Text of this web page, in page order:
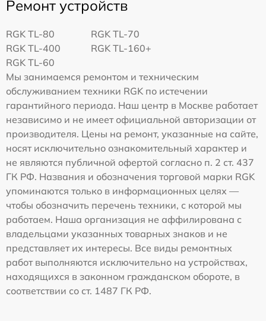
Ремонт устройств
RGK TL-80
RGK TL-70
RGK TL-400
RGK TL-160+
RGK TL-60
Мы занимаемся ремонтом и техническим
обслуживанием техники RGK по истечении
гарантийного периода. Наш центр в Москве работает
независимо и не имеет официальной авторизации от
производителя. Цены на ремонт, указанные на сайте,
носят исключительно ознакомительный характер и
не являются публичной офертой согласно п. 2 ст. 437
ГК РФ. Названия и обозначения торговой марки RGK
упоминаются только в информационных целях —
чтобы обозначить перечень техники, с которой мы
работаем. Наша организация не аффилирована с
владельцами указанных товарных знаков и не
представляет их интересы. Все виды ремонтных
работ выполняются исключительно на устройствах,
находящихся в законном гражданском обороте, в
соответствии со ст. 1487 ГК РФ.